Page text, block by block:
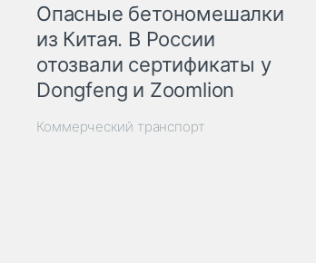
Опасные бетономешалки
из Китая. В России
отозвали сертификаты у
Dongfeng и Zoomlion
Коммерческий транспорт